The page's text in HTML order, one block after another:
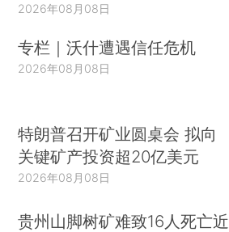
2026年08月08日
专栏｜沃什遭遇信任危机
2026年08月08日
特朗普召开矿业圆桌会 拟向
关键矿产投资超20亿美元
2026年08月08日
贵州山脚树矿难致16人死亡近